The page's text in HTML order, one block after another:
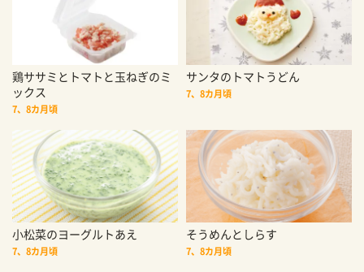
鶏ササミとトマトと玉ねぎのミ
ックス
7、8カ月頃
サンタのトマトうどん
7、8カ月頃
小松菜のヨーグルトあえ
7、8カ月頃
そうめんとしらす
7、8カ月頃